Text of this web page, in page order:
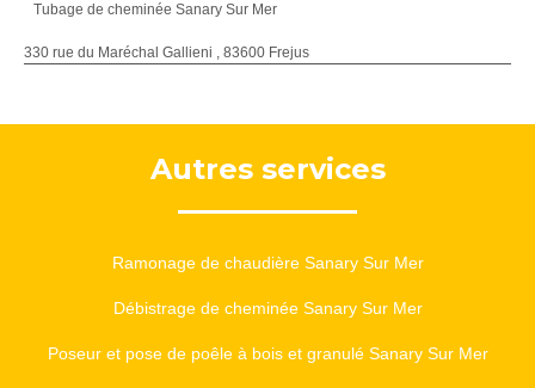
Tubage de cheminée Sanary Sur Mer
330 rue du Maréchal Gallieni , 83600 Frejus
Autres services
Ramonage de chaudière Sanary Sur Mer
Débistrage de cheminée Sanary Sur Mer
Poseur et pose de poêle à bois et granulé Sanary Sur Mer